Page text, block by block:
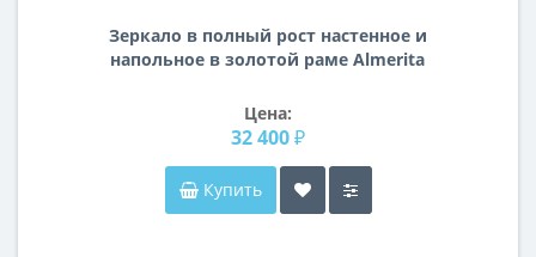
Зеркало в полный рост настенное и
напольное в золотой раме Almerita
Цена:
32 400 ₽
Купить